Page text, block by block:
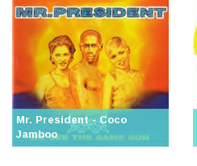
Mr. President - Coco
Jamboo